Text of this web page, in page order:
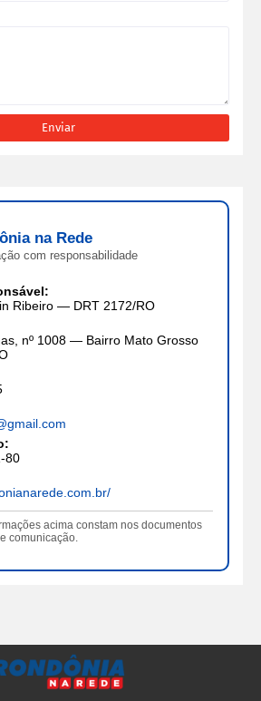
na Rede
com responsabilidade
Ribeiro — DRT 2172/RO
nº 1008 — Bairro Mato Grosso
80
acima constam nos documentos
comunicação.